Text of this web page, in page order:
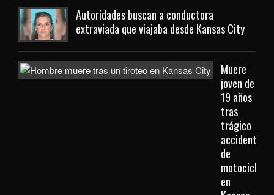
Autoridades buscan a conductora
extraviada que viajaba desde Kansas City
Muere
joven de
19 años
tras
trágico
accidente
de
motocicleta
en